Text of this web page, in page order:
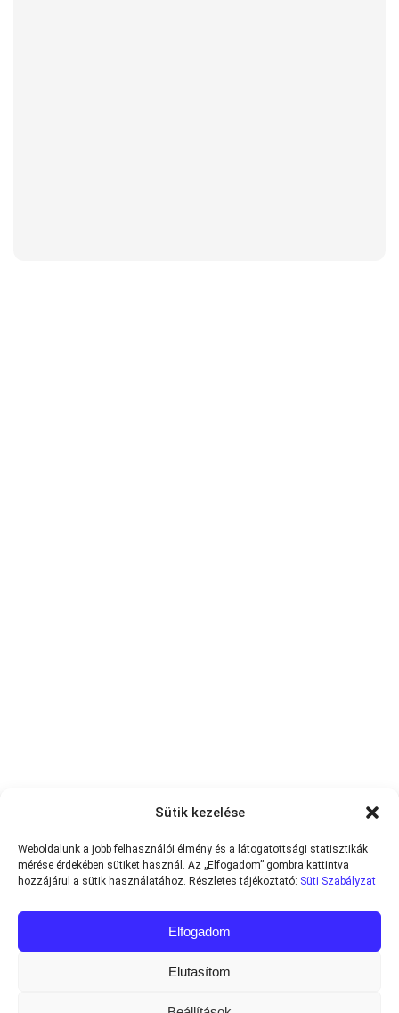
Sütik kezelése
Weboldalunk a jobb felhasználói élmény és a látogatottsági statisztikák
mérése érdekében sütiket használ. Az „Elfogadom” gombra kattintva
hozzájárul a sütik használatához. Részletes tájékoztató: Süti Szabályzat
Elfogadom
Elutasítom